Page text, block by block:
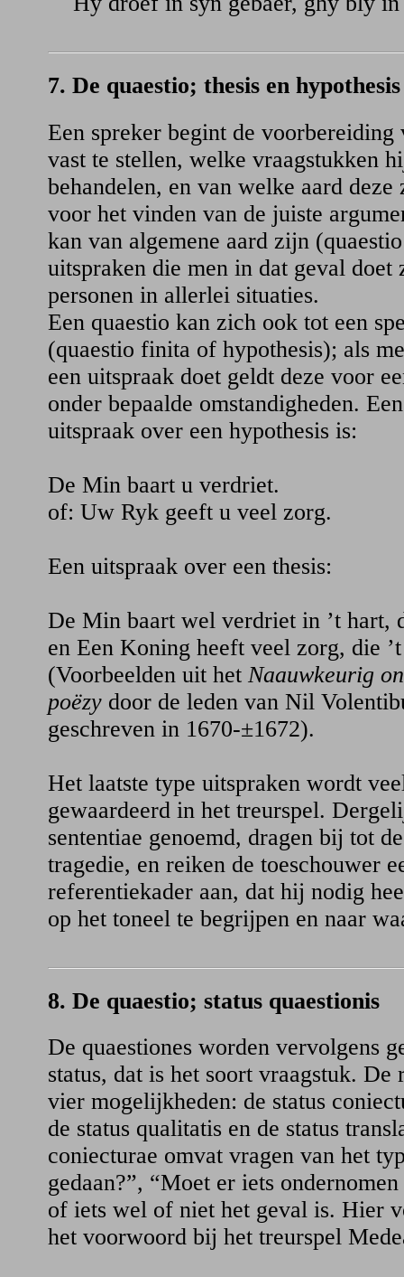
7. De quaestio; thesis en hypothesis
Een spreker begint de
vast te stellen, welke vraagstukken
behandelen, en van welke aard
voor het vinden van de juiste
kan van algemene aard zijn
uitspraken die men in dat geval
personen in allerlei situaties.
Een quaestio kan zich ook tot een
(quaestio finita of hypothesis); als
een uitspraak doet geldt deze voor
onder bepaalde omstandigheden.
uitspraak over een hypothesis is:
De Min baart u verdriet.
of: Uw Ryk geeft u veel zorg.
Een uitspraak over een thesis:
De Min baart wel verdriet in ’t hart,
en Een Koning heeft veel zorg, die
(Voorbeelden uit het Naauwkeurig
poëzy door de leden van Nil
geschreven in 1670-±1672).
Het laatste type uitspraken wordt
gewaardeerd in het treurspel.
sententiae genoemd, dragen bij tot
tragedie, en reiken de toeschouwer
referentiekader aan, dat hij nodig
op het toneel te begrijpen en naar
8. De quaestio; status quaestionis
De quaestiones worden vervolgens
status, dat is het soort vraagstuk.
vier mogelijkheden: de status
de status qualitatis en de status
coniecturae omvat vragen van het
gedaan?”, “Moet er iets
of iets wel of niet het geval is. Hier
het voorwoord bij het treurspel